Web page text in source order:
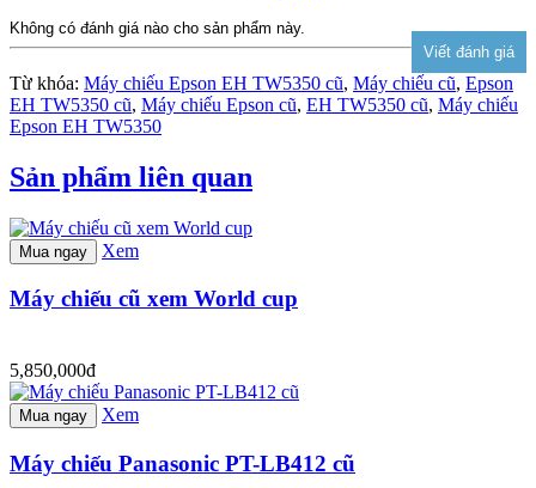
Không có đánh giá nào cho sản phẩm này.
Từ khóa: Máy chiếu Epson EH TW5350 cũ, Máy chiếu cũ, Epson
EH TW5350 cũ, Máy chiếu Epson cũ, EH TW5350 cũ, Máy chiếu
Epson EH TW5350
Sản phẩm liên quan
Mua ngay Xem
Máy chiếu cũ xem World cup
5,850,000đ
Mua ngay Xem
Máy chiếu Panasonic PT-LB412 cũ